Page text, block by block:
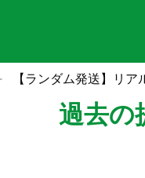
【ランダム発送】リ
過去の